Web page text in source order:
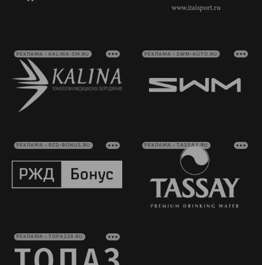
РЕКЛАМА • KALINA-SM.RU РЕКЛАМА • SWM-AUTO.RU
РЕКЛАМА • RZD-BONUS.RU РЕКЛАМА • TASSAY.RU
РЕКЛАМА • TOPAZ24.RU